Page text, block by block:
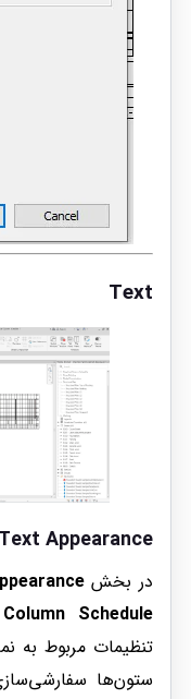
Text
Text Appearance
در بخش
Column Schedule
تنظیمات مربوط به
ستون‌ها